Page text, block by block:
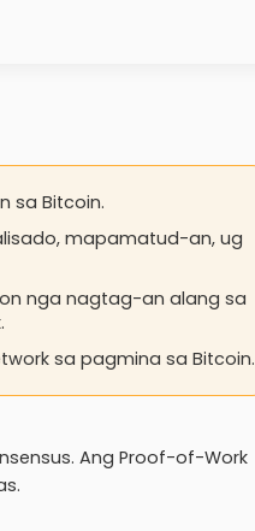
sa Bitcoin.
mapamatud-an, ug
nga nagtag-an alang sa
sa pagmina sa Bitcoin.
Ang Proof-of-Work